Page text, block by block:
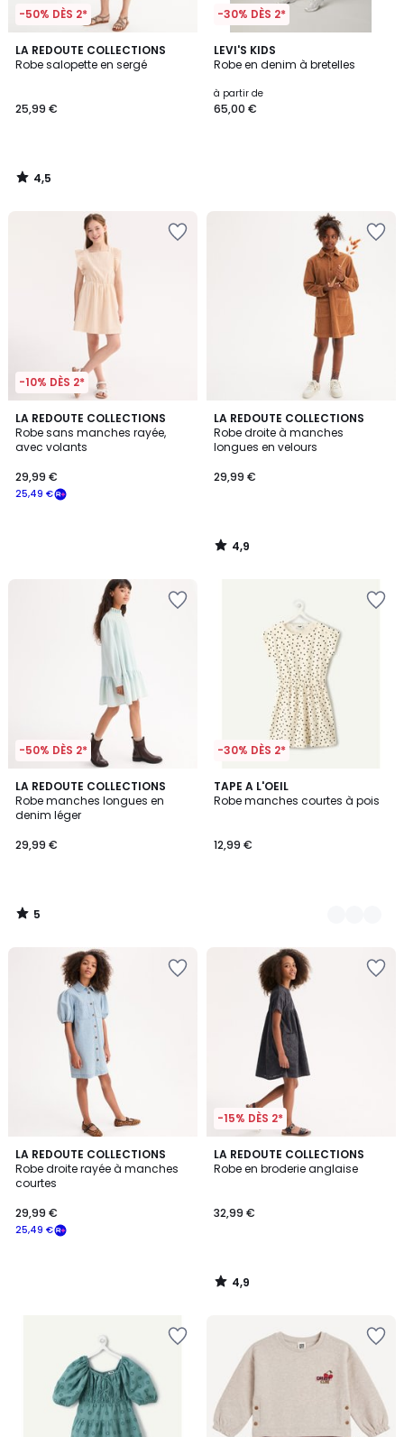
-50% DÈS 2*
LA REDOUTE COLLECTIONS
Robe salopette en sergé
25,99 €
4,5
/ 5
4,5
/
-30% DÈS 2*
LEVI'S KIDS
Robe en denim à bretelles
à partir de
65,00 €
-10% DÈS 2*
LA REDOUTE COLLECTIONS
Robe sans manches rayée,
avec volants
25,49 €
29,99 €
LA REDOUTE COLLECTIONS
Robe droite à manches
longues en velours
29,99 €
4,9
/ 5
4,9
/
-50% DÈS 2*
LA REDOUTE COLLECTIONS
Robe manches longues en
denim léger
29,99 €
5
/
5
5
/
-30% DÈS 2*
TAPE A L'OEIL
Robe manches courtes à pois
12,99 €
2
Couleurs
LA REDOUTE COLLECTIONS
Robe droite rayée à manches
courtes
25,49 €
29,99 €
-15% DÈS 2*
LA REDOUTE COLLECTIONS
Robe en broderie anglaise
32,99 €
4,9
/ 5
4,9
/